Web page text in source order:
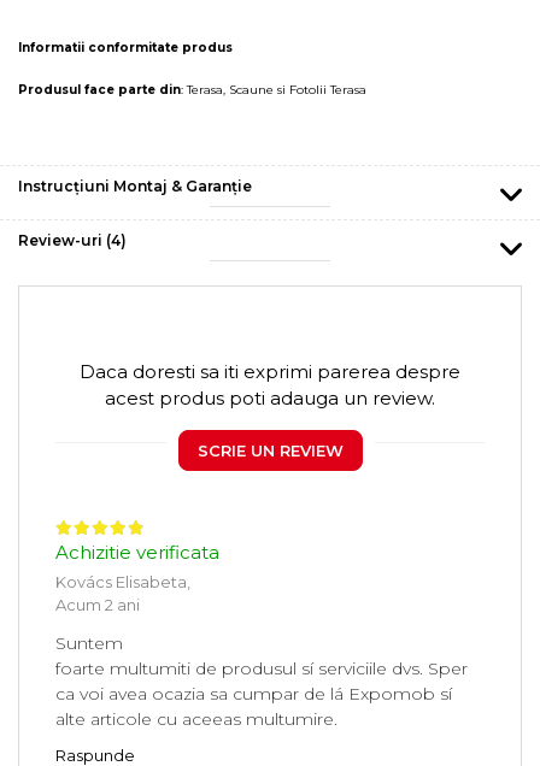
Informatii conformitate produs
Produsul face parte din:Terasa Scaune si Fotolii Terasa
Instrucțiuni Montaj & Garanție
Review-uri (4)
Daca doresti sa iti exprimi parerea despre
acest produs poti adauga un review.
SCRIE UN REVIEW
Achizitie verificata
Kovács Elisabeta,
Acum 2 ani
Suntem
foarte multumiti de produsul sí serviciile dvs. Sper
ca voi avea ocazia sa cumpar de lá Expomob sí
alte articole cu aceeas multumire.
Raspunde